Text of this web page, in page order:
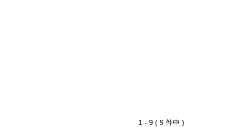
1 - 9 ( 9 件中 )